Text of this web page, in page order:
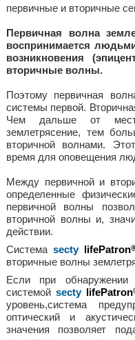
первичные и вторичные
Первичная волна
воспринимается
возникновения
вторичные волны.
Поэтому первичная
системы первой.
Чем дальше от
землетрясение, тем
вторичной волнами.
время для оповещения
Между первичной и
определенные
первичной волны
вторичной волны и,
действии.
Система secty lifePatron
вторичные волны
Если при
системой secty lifePatron
уровень,система
оптический и
значения позволяет